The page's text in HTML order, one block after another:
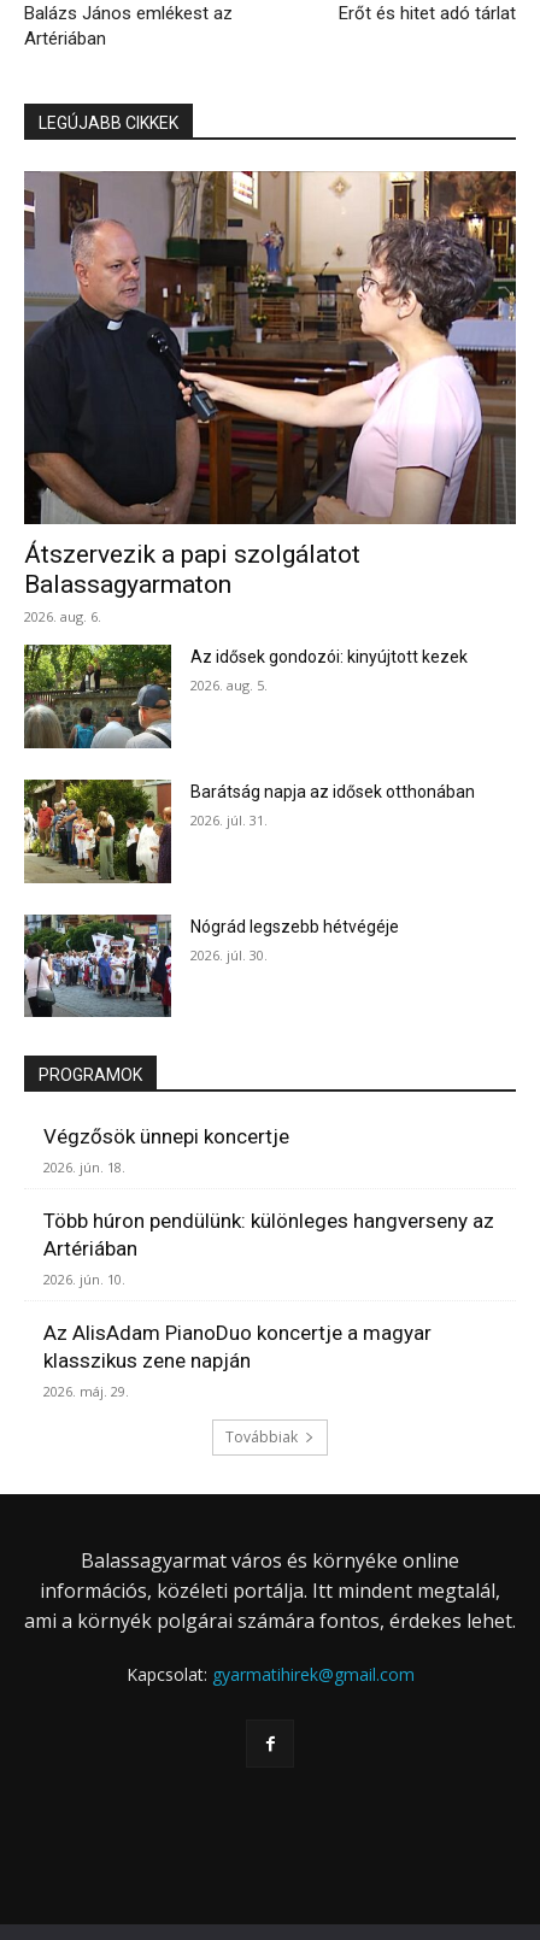
Balázs János emlékest az
Artériában
Erőt és hitet adó tárlat
LEGÚJABB CIKKEK
Átszervezik a papi szolgálatot
Balassagyarmaton
2026. aug. 6.
Az idősek gondozói: kinyújtott kezek
2026. aug. 5.
Barátság napja az idősek otthonában
2026. júl. 31.
Nógrád legszebb hétvégéje
2026. júl. 30.
PROGRAMOK
Végzősök ünnepi koncertje
2026. jún. 18.
Több húron pendülünk: különleges hangverseny az
Artériában
2026. jún. 10.
Az AlisAdam PianoDuo koncertje a magyar
klasszikus zene napján
2026. máj. 29.
Továbbiak
Balassagyarmat város és környéke online
információs, közéleti portálja. Itt mindent megtalál,
ami a környék polgárai számára fontos, érdekes lehet.
Kapcsolat: gyarmatihirek@gmail.com